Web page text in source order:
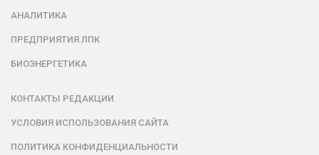
АНАЛИТИКА
ПРЕДПРИЯТИЯ ЛПК
БИОЭНЕРГЕТИКА
КОНТАКТЫ РЕДАКЦИИ
УСЛОВИЯ ИСПОЛЬЗОВАНИЯ САЙТА
ПОЛИТИКА КОНФИДЕНЦИАЛЬНОСТИ